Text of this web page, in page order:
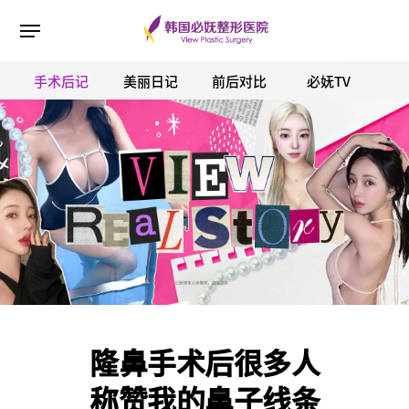
ESC 버튼을 누르면 검색창을 닫을 수 있습니다.
手术后记 美丽日记 前后对比 必妩TV
隆鼻手术后很多人
称赞我的鼻子线条